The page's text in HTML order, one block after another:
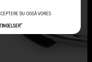
DU OGSÅ VORES